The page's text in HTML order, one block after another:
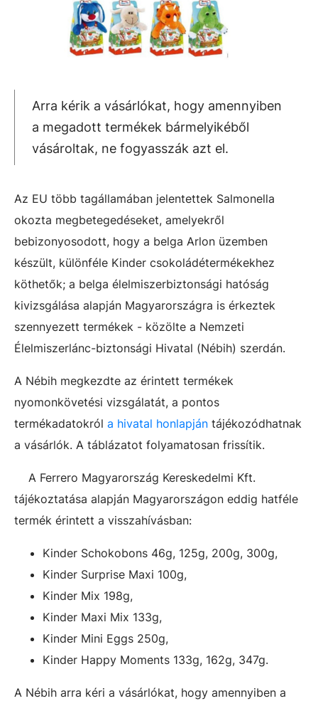
Arra kérik a vásárlókat, hogy amennyiben
a megadott termékek bármelyikéből
vásároltak, ne fogyasszák azt el.
Az EU több tagállamában jelentettek Salmonella
okozta megbetegedéseket, amelyekről
bebizonyosodott, hogy a belga Arlon üzemben
készült, különféle Kinder csokoládétermékekhez
köthetők; a belga élelmiszerbiztonsági hatóság
kivizsgálása alapján Magyarországra is érkeztek
szennyezett termékek - közölte a Nemzeti
Élelmiszerlánc-biztonsági Hivatal (Nébih) szerdán.
A Nébih megkezdte az érintett termékek
nyomonkövetési vizsgálatát, a pontos
termékadatokról a hivatal honlapján tájékozódhatnak
a vásárlók. A táblázatot folyamatosan frissítik.
A Ferrero Magyarország Kereskedelmi Kft.
tájékoztatása alapján Magyarországon eddig hatféle
termék érintett a visszahívásban:
Kinder Schokobons 46g, 125g, 200g, 300g,
Kinder Surprise Maxi 100g,
Kinder Mix 198g,
Kinder Maxi Mix 133g,
Kinder Mini Eggs 250g,
Kinder Happy Moments 133g, 162g, 347g.
A Nébih arra kéri a vásárlókat, hogy amennyiben a